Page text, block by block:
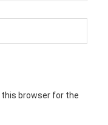
this browser for the